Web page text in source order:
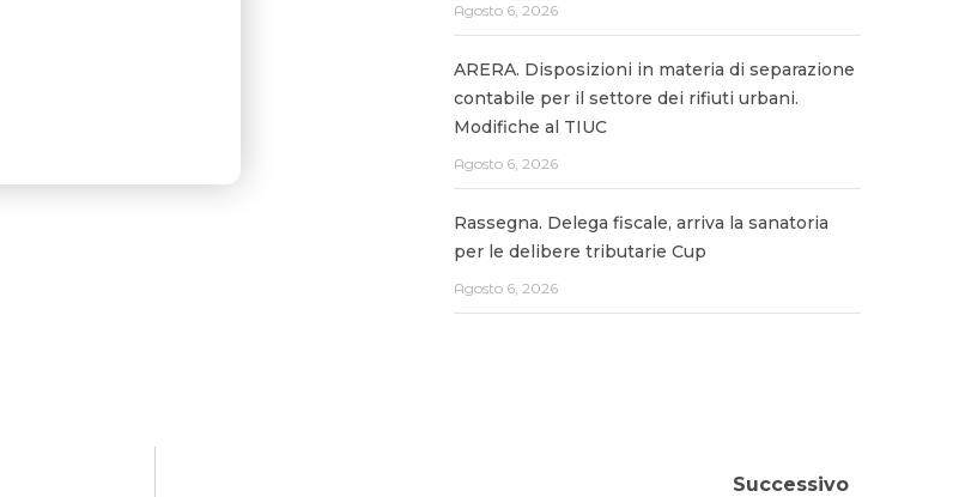
Agosto 6, 2026
ARERA. Disposizioni in materia di separazione
contabile per il settore dei rifiuti urbani.
Modifiche al TIUC
Agosto 6, 2026
Rassegna. Delega fiscale, arriva la sanatoria
per le delibere tributarie Cup
Agosto 6, 2026
Successivo